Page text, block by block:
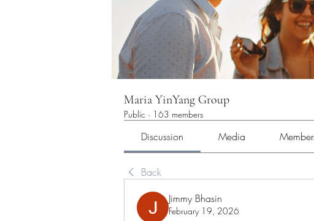
Maria YinYang Group
Public · 163 members
Discussion Media
Back
Jimmy Bhasin
February 19, 2026